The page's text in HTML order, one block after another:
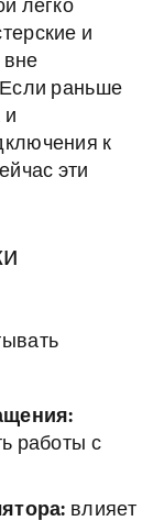
легко
и
Если раньше
и
к
эти
работы с
влияет